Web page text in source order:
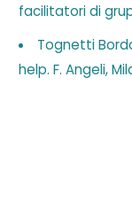
facilitatori di
Tognetti
help. F. Angeli,